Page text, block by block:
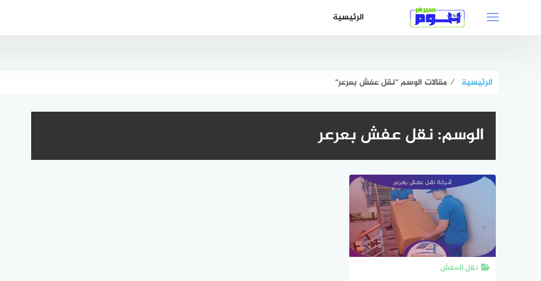
الرئيسية
الرئيسية ⁄ مقالات الوسم "نقل عفش بعرعر"
الوسم:نقل عفش بعرعر
نقل العفش